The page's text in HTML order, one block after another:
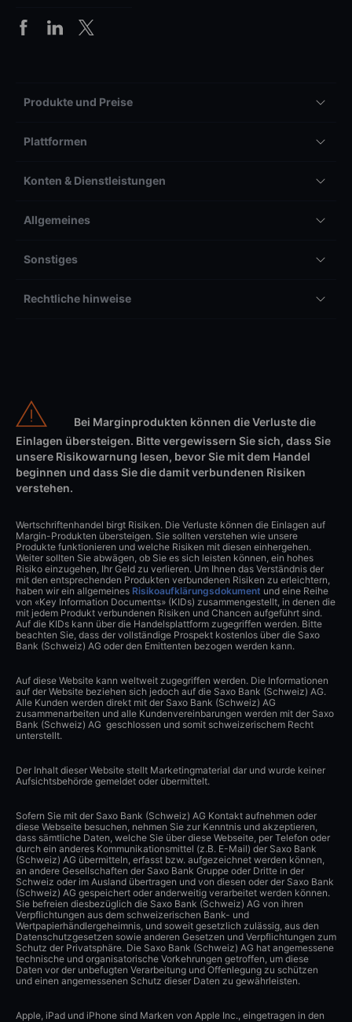
Produkte und Preise
Plattformen
Konten & Dienstleistungen
Allgemeines
Sonstiges
Rechtliche hinweise
Bei Marginprodukten können die Verluste die
Einlagen übersteigen. Bitte vergewissern Sie sich, dass Sie
unsere Risikowarnung lesen, bevor Sie mit dem Handel
beginnen und dass Sie die damit verbundenen Risiken
verstehen.
Wertschriftenhandel birgt Risiken. Die Verluste können die Einlagen auf
Margin-Produkten übersteigen. Sie sollten verstehen wie unsere
Produkte funktionieren und welche Risiken mit diesen einhergehen.
Weiter sollten Sie abwägen, ob Sie es sich leisten können, ein hohes
Risiko einzugehen, Ihr Geld zu verlieren. Um Ihnen das Verständnis der
mit den entsprechenden Produkten verbundenen Risiken zu erleichtern,
haben wir ein allgemeines Risikoaufklärungsdokument und eine Reihe
von «Key Information Documents» (KIDs) zusammengestellt, in denen die
mit jedem Produkt verbundenen Risiken und Chancen aufgeführt sind.
Auf die KIDs kann über die Handelsplattform zugegriffen werden. Bitte
beachten Sie, dass der vollständige Prospekt kostenlos über die Saxo
Bank (Schweiz) AG oder den Emittenten bezogen werden kann.
Auf diese Website kann weltweit zugegriffen werden. Die Informationen
auf der Website beziehen sich jedoch auf die Saxo Bank (Schweiz) AG.
Alle Kunden werden direkt mit der Saxo Bank (Schweiz) AG
zusammenarbeiten und alle Kundenvereinbarungen werden mit der Saxo
Bank (Schweiz) AG geschlossen und somit schweizerischem Recht
unterstellt.
Der Inhalt dieser Website stellt Marketingmaterial dar und wurde keiner
Aufsichtsbehörde gemeldet oder übermittelt.
Sofern Sie mit der Saxo Bank (Schweiz) AG Kontakt aufnehmen oder
diese Webseite besuchen, nehmen Sie zur Kenntnis und akzeptieren,
dass sämtliche Daten, welche Sie über diese Webseite, per Telefon oder
durch ein anderes Kommunikationsmittel (z.B. E-Mail) der Saxo Bank
(Schweiz) AG übermitteln, erfasst bzw. aufgezeichnet werden können,
an andere Gesellschaften der Saxo Bank Gruppe oder Dritte in der
Schweiz oder im Ausland übertragen und von diesen oder der Saxo Bank
(Schweiz) AG gespeichert oder anderweitig verarbeitet werden können.
Sie befreien diesbezüglich die Saxo Bank (Schweiz) AG von ihren
Verpflichtungen aus dem schweizerischen Bank- und
Wertpapierhändlergeheimnis, und soweit gesetzlich zulässig, aus den
Datenschutzgesetzen sowie anderen Gesetzen und Verpflichtungen zum
Schutz der Privatsphäre. Die Saxo Bank (Schweiz) AG hat angemessene
technische und organisatorische Vorkehrungen getroffen, um diese
Daten vor der unbefugten Verarbeitung und Offenlegung zu schützen
und einen angemessenen Schutz dieser Daten zu gewährleisten.
Apple, iPad und iPhone sind Marken von Apple Inc., eingetragen in den